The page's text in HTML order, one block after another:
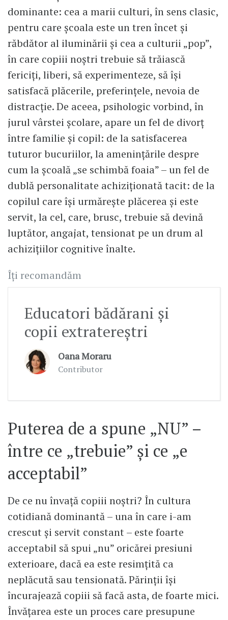
dominante: cea a marii culturi, în sens clasic,
pentru care școala este un tren încet și
răbdător al iluminării și cea a culturii „pop”,
în care copiii noștri trebuie să trăiască
fericiți, liberi, să experimenteze, să își
satisfacă plăcerile, preferințele, nevoia de
distracție. De aceea, psihologic vorbind, în
jurul vârstei școlare, apare un fel de divorț
între familie și copil: de la satisfacerea
tuturor bucuriilor, la amenințările despre
cum la școală „se schimbă foaia” – un fel de
dublă personalitate achiziționată tacit: de la
copilul care își urmărește plăcerea și este
servit, la cel, care, brusc, trebuie să devină
luptător, angajat, tensionat pe un drum al
achizițiilor cognitive înalte.
Îți recomandăm
Educatori bădărani și
copii extratereștri
Oana Moraru
Contributor
Puterea de a spune „NU” –
între ce „trebuie” și ce „e
acceptabil”
De ce nu învață copiii noștri? În cultura
cotidiană dominantă – una în care i-am
crescut și servit constant – este foarte
acceptabil să spui „nu” oricărei presiuni
exterioare, dacă ea este resimțită ca
neplăcută sau tensionată. Părinții își
încurajează copiii să facă asta, de foarte mici.
Învățarea este un proces care presupune